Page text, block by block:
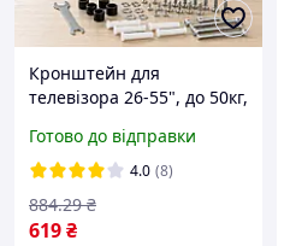
Кронштейн для
телевізора 26-55", до 50кг,
телевізора з поворотом,
нахилом та виносом
Готово до відправки
4.0 (8)
619₴
884.29 ₴